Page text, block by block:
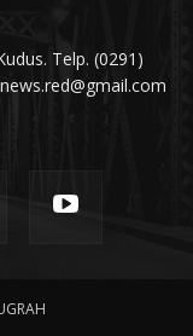
Telp. (0291)